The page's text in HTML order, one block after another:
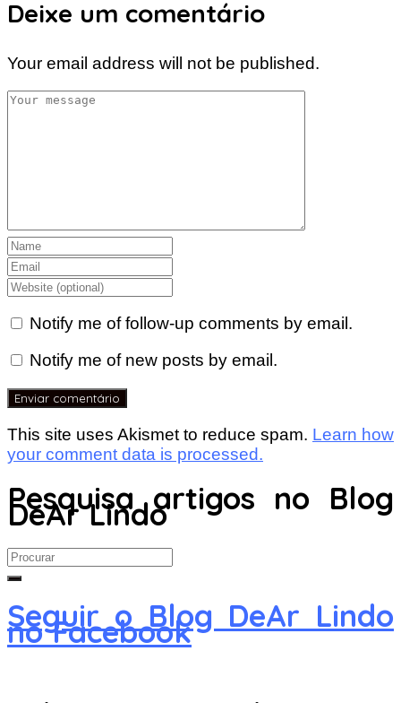
Deixe um comentário
Your email address will not be published.
Notify me of follow-up comments by email.
Notify me of new posts by email.
This site uses Akismet to reduce spam. Learn how
your comment data is processed.
Pesquisa artigos no Blog
DeAr Lindo
Search
for:
Seguir o Blog DeAr Lindo
no Facebook